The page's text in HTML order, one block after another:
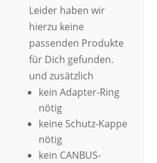
Leider haben wir
hierzu keine
passenden Produkte
für Dich gefunden.
und zusätzlich
kein Adapter-Ring
nötig
keine Schutz-Kappe
nötig
kein CANBUS-